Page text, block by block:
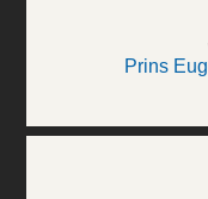
Prins